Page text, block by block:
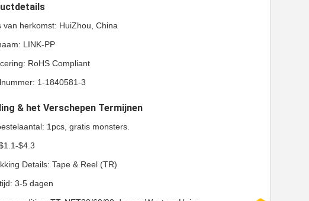
van herkomst: HuiZhou, China
LINK-PP
RoHS Compliant
1-1840581-3
& het Verschepen Termijnen
1pcs, gratis monsters.
$4.3
Details: Tape & Reel (TR)
3-5 dagen